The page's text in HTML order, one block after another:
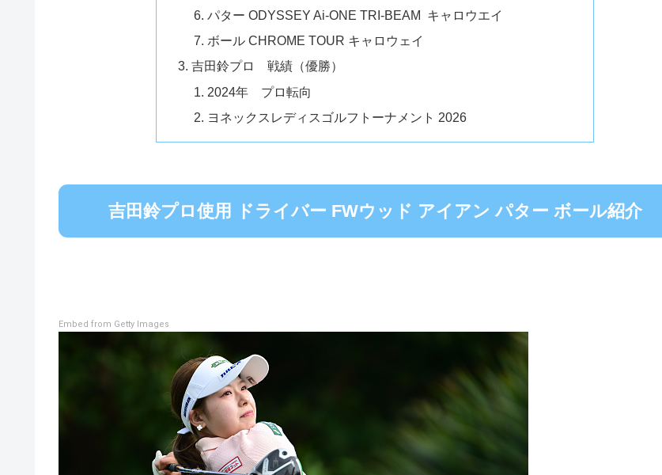
パター ODYSSEY Ai-ONE TRI-BEAM キャロウエイ
ボール CHROME TOUR キャロウェイ
吉田鈴プロ 戦績（優勝）
2024年 プロ転向
ヨネックスレディスゴルフトーナメント 2026
吉田鈴プロ使用 ドライバー FWウッド アイアン パター ボール紹介
Embed from Getty Images